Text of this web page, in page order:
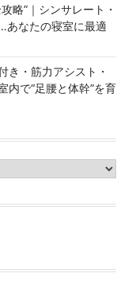
略”｜シンサレート・
あなたの寝室に最適
き・筋力アシスト・
内で“足腰と体幹”を育